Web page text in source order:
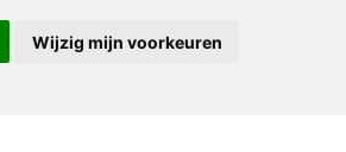
Wijzig mijn voorkeuren